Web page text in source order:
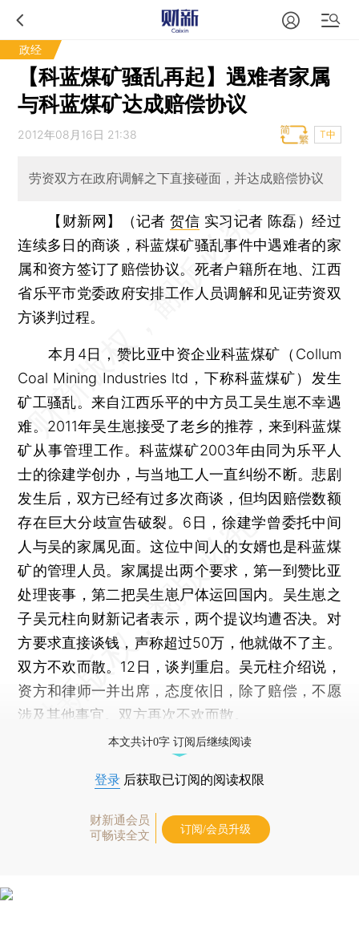
政经
【科蓝煤矿骚乱再起】遇难者家属
与科蓝煤矿达成赔偿协议
2012年08月16日 21:38 T中
劳资双方在政府调解之下直接碰面，并达成赔偿协议
【财新网】（记者贺信 实习记者 陈磊）经过
连续多日的商谈，科蓝煤矿骚乱事件中遇难者的家
属和资方签订了赔偿协议。死者户籍所在地、江西
省乐平市党委政府安排工作人员调解和见证劳资双
方谈判过程。
本月4日，赞比亚中资企业科蓝煤矿（Collum
Coal Mining Industries ltd，下称科蓝煤矿）发生
矿工骚乱。来自江西乐平的中方员工吴生崽不幸遇
难。2011年吴生崽接受了老乡的推荐，来到科蓝煤
矿从事管理工作。科蓝煤矿2003年由同为乐平人
士的徐建学创办，与当地工人一直纠纷不断。悲剧
发生后，双方已经有过多次商谈，但均因赔偿数额
存在巨大分歧宣告破裂。6日，徐建学曾委托中间
人与吴的家属见面。这位中间人的女婿也是科蓝煤
矿的管理人员。家属提出两个要求，第一到赞比亚
处理丧事，第二把吴生崽尸体运回国内。吴生崽之
子吴元柱向财新记者表示，两个提议均遭否决。对
方要求直接谈钱，声称超过50万，他就做不了主。
双方不欢而散。12日，谈判重启。吴元柱介绍说，
资方和律师一并出席，态度依旧，除了赔偿，不愿
涉及其他事宜。双方再次不欢而散。
本文共计0字 订阅后继续阅读
登录 后获取已订阅的阅读权限
财新通会员
可畅读全文
订阅/会员升级